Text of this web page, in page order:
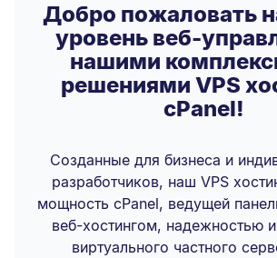
Добро пожаловать
уровень веб-
нашими
решениями VPS
cPanel!
Созданные для бизнеса и
разработчиков, наш VPS
мощность cPanel, ведущей
веб-хостингом, надежностью
виртуального частного